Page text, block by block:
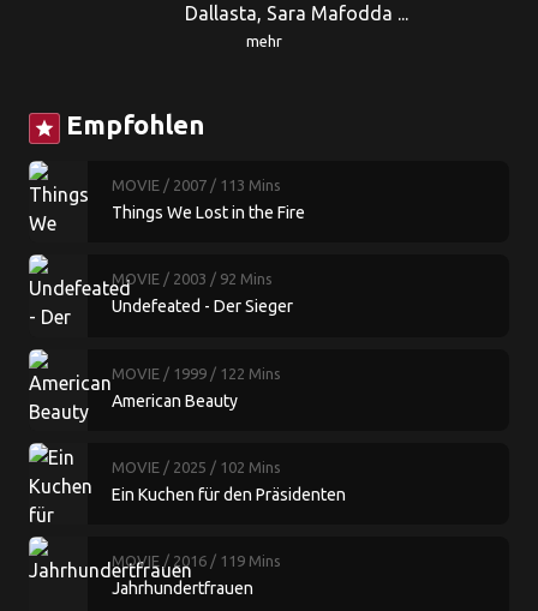
Dallasta, Sara Mafodda ...
mehr
star Empfohlen
MOVIE / 2007 / 113 Mins
Things We Lost in the Fire
MOVIE / 2003 / 92 Mins
Undefeated - Der Sieger
MOVIE / 1999 / 122 Mins
American Beauty
MOVIE / 2025 / 102 Mins
Ein Kuchen für den Präsidenten
MOVIE / 2016 / 119 Mins
Jahrhundertfrauen